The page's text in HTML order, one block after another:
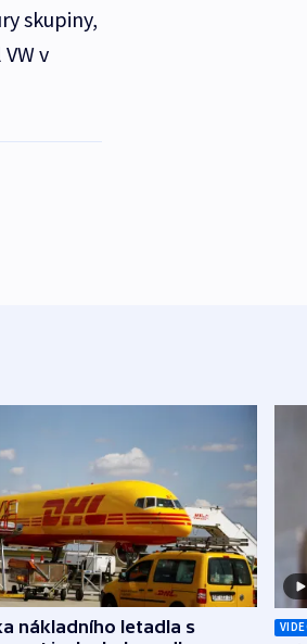
skupiny,
v
nákladního letadla s